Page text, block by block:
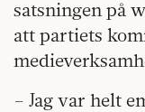
satsningen på
att partiets
– Jag var helt